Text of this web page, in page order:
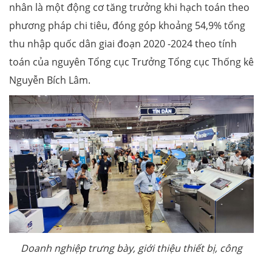
nhân là một động cơ tăng trưởng khi hạch toán theo
phương pháp chi tiêu, đóng góp khoảng 54,9% tổng
thu nhập quốc dân giai đoạn 2020 -2024 theo tính
toán của nguyên Tổng cục Trưởng Tổng cục Thống kê
Nguyễn Bích Lâm.
Doanh nghiệp trưng bày, giới thiệu thiết bị, công